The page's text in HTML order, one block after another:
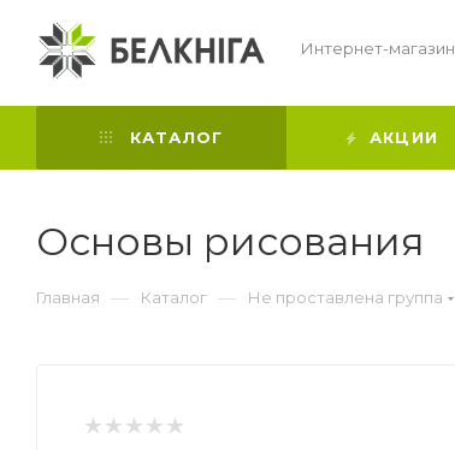
Интернет-магазин
КАТАЛОГ АКЦИИ
Основы рисования
Главная — Каталог — Не проставлена группа